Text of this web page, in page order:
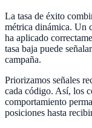
La tasa de éxito
métrica dinámica. Un
ha aplicado
tasa baja puede
campaña.
Priorizamos señales
cada código. Así, los
comportamiento
posiciones hasta